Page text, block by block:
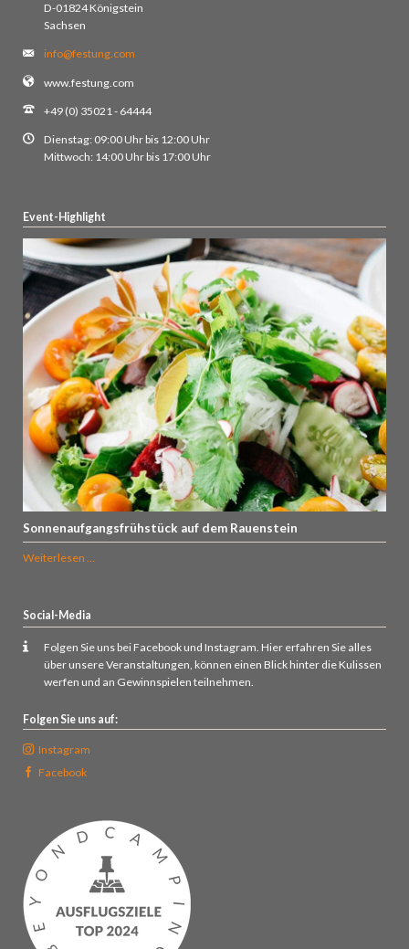
D-01824 Königstein
Sachsen
info@festung.com
www.festung.com
+49 (0) 35021 - 64444
Dienstag: 09:00 Uhr bis 12:00 Uhr
Mittwoch: 14:00 Uhr bis 17:00 Uhr
Event-Highlight
Sonnenaufgangsfrühstück auf dem Rauenstein
Weiterlesen …
Social-Media
Folgen Sie uns bei Facebook und Instagram. Hier erfahren Sie alles
über unsere Veranstaltungen, können einen Blick hinter die Kulissen
werfen und an Gewinnspielen teilnehmen.
Folgen Sie uns auf:
Instagram
Facebook